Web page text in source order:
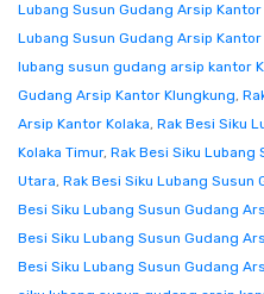
Lubang Susun Gudang Arsip Kantor
Lubang Susun Gudang Arsip Kantor
lubang susun gudang arsip kantor
Gudang Arsip Kantor Klungkung,
Arsip Kantor Kolaka, Rak Besi Siku
Kolaka Timur, Rak Besi Siku Lubang
Utara, Rak Besi Siku Lubang Susun
Besi Siku Lubang Susun Gudang
Besi Siku Lubang Susun Gudang
Besi Siku Lubang Susun Gudang